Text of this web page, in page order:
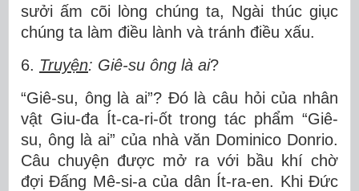
sưởi ấm cõi lòng chúng ta, Ngài thúc giục
chúng ta làm điều lành và tránh điều xấu.
6. Truyện: Giê-su ông là ai?
“Giê-su, ông là ai”? Đó là câu hỏi của nhân
vật Giu-đa Ít-ca-ri-ốt trong tác phẩm “Giê-
su, ông là ai” của nhà văn Dominico Donrio.
Câu chuyện được mở ra với bầu khí chờ
đợi Đấng Mê-si-a của dân Ít-ra-en. Khi Đức